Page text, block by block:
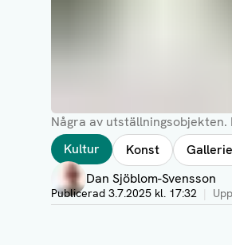
Några av utställningsobjekten.
Taggar
Kultur Konst
Författare
Dan Sjöblom-Svensson
Visa profil
Publicerad 3.7.2025 kl. 17:32